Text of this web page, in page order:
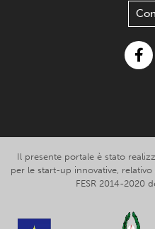
Il presente portale è stato
per le start-up innovative, relativo
FESR 2014-2020